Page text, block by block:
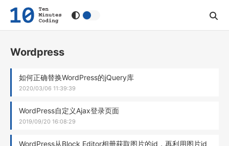
Wordpress
如何正确替换WordPress的jQuery库
2020/03/06 11:39:39
WordPress自定义Ajax登录页面
2019/09/20 16:08:29
WordPress从Block Editor相册获取图片的id，再利用图片id